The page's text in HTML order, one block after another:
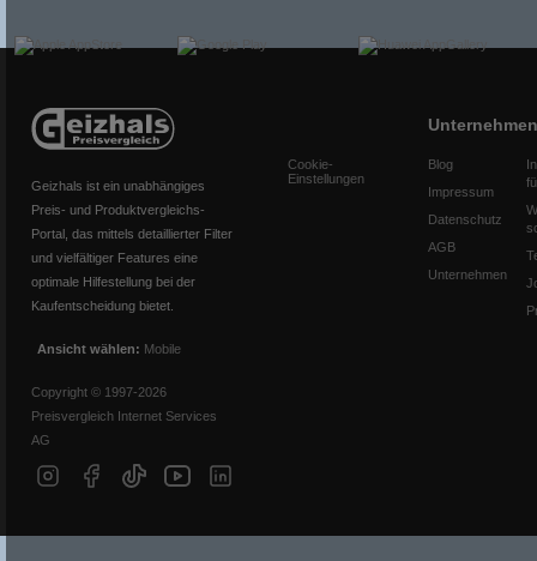
Geizhals ist ein unabhängiges
Preis- und Produktvergleichs-
Portal, das mittels detaillierter Filter
und vielfältiger Features eine
optimale Hilfestellung bei der
Kaufentscheidung bietet.
Ansicht wählen: Mobile
Copyright © 1997-2026
Preisvergleich Internet Services
AG
Cookie-
Einstellungen
Unternehmen
Blog
Impressum
Datenschutz
AGB
Unternehmen